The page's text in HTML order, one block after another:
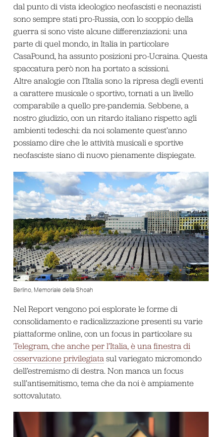
dal punto di vista ideologico neofascisti e neonazisti
sono sempre stati pro-Russia, con lo scoppio della
guerra si sono viste alcune differenziazioni: una
parte di quel mondo, in Italia in particolare
CasaPound, ha assunto posizioni pro-Ucraina. Questa
spaccatura però non ha portato a scissioni.
Altre analogie con l’Italia sono la ripresa degli eventi
a carattere musicale o sportivo, tornati a un livello
comparabile a quello pre-pandemia. Sebbene, a
nostro giudizio, con un ritardo italiano rispetto agli
ambienti tedeschi: da noi solamente quest’anno
possiamo dire che le attività musicali e sportive
neofasciste siano di nuovo pienamente dispiegate.
Berlino, Memoriale della Shoah
Nel Report vengono poi esplorate le forme di
consolidamento e radicalizzazione presenti su varie
piattaforme online, con un focus in particolare su
Telegram, che anche per l’Italia, è una finestra di
osservazione privilegiata sul variegato micromondo
dell’estremismo di destra. Non manca un focus
sull’antisemitismo, tema che da noi è ampiamente
sottovalutato.